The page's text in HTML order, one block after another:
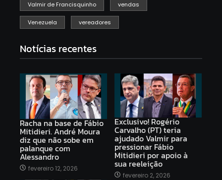
Valmir de Francisquinho vendas
Venezuela vereadores
Notícias recentes
Racha na base de Fábio
Mitidieri. André Moura
diz que não sobe em
palanque com
Alessandro
fevereiro 12, 2026
Exclusivo! Rogério
Carvalho (PT) teria
ajudado Valmir para
pressionar Fábio
Mitidieri por apoio à
sua reeleição
fevereiro 2, 2026